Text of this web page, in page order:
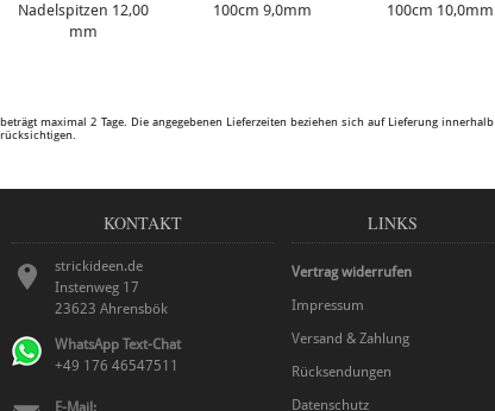
Nadelspitzen 12,00
mm
100cm 9,0mm
100cm 10,0mm
maximal 2 Tage. Die angegebenen Lieferzeiten beziehen sich auf Lieferung innerhalb
KONTAKT
strickideen.de
Instenweg 17
23623 Ahrensbök
WhatsApp Text-Chat
+49 176 46547511
E-Mail:
LINKS
Vertrag widerrufen
Impressum
Versand & Zahlung
Rücksendungen
Datenschutz